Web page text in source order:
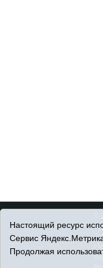
©
Настоящий ресурс
Сервис
Продолжая